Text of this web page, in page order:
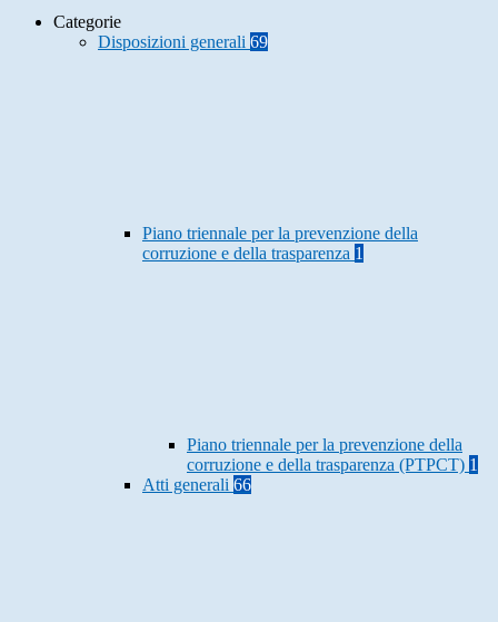
Categorie
Disposizioni generali 69
Piano triennale per la prevenzione della
corruzione e della trasparenza 1
Piano triennale per la prevenzione della
corruzione e della trasparenza (PTPCT) 1
Atti generali 66